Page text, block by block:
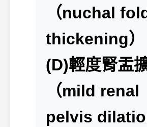
（nuchal
thickening）
(D)輕度腎盂
（mild renal
pelvis